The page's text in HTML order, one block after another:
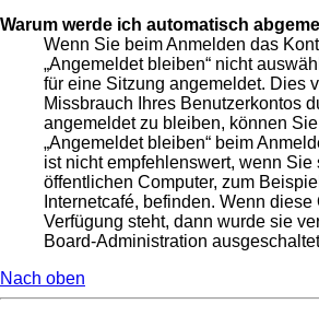
Warum werde ich automatisch
Wenn Sie beim Anmelden das
„Angemeldet bleiben“ nicht
für eine Sitzung angemeldet. Dies
Missbrauch Ihres Benutzerkontos
angemeldet zu bleiben, können
„Angemeldet bleiben“ beim
ist nicht empfehlenswert, wenn Sie
öffentlichen Computer, zum
Internetcafé, befinden. Wenn
Verfügung steht, dann wurde sie
Board-Administration
Nach oben